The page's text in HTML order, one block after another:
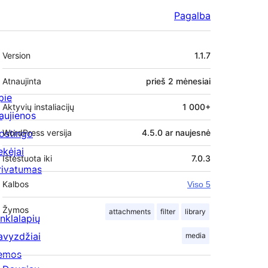
Pagalba
Metainformacija
Version 1.1.7
Atnaujinta prieš 2 mėnesiai
Aktyvių instaliacijų 1 000+
WordPress versija 4.5.0 ar naujesnė
Ištestuota iki 7.0.3
Kalbos Viso 5
Žymos attachments filter library
media